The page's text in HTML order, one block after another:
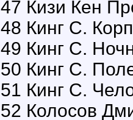
47 Кизи Кен
48 Кинг С.
49 Кинг С.
50 Кинг С.
51 Кинг С.
52 Колосов